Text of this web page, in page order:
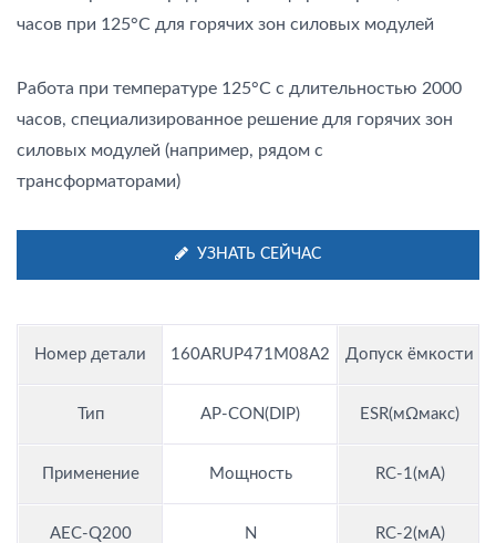
часов при 125°C для горячих зон силовых модулей
Работа при температуре 125°C с длительностью 2000
часов, специализированное решение для горячих зон
силовых модулей (например, рядом с
трансформаторами)
УЗНАТЬ СЕЙЧАС
Номер детали 160ARUP471M08A2 Допуск ёмкости
Тип AP-CON(DIP) ESR(мΩмакс)
Применение Мощность RC-1(мА)
AEC-Q200 N RC-2(мА)